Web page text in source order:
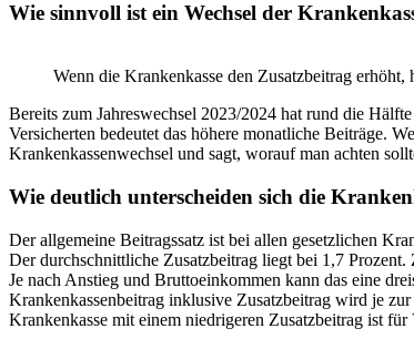
Wie sinnvoll ist ein Wechsel der
Wenn die Krankenkasse den Zusatzbeitrag
Bereits zum Jahreswechsel 2023/2024 hat rund die
Versicherten bedeutet das höhere monatliche Beiträge.
Krankenkassenwechsel und sagt, worauf man achten
Wie deutlich unterscheiden sich die
Der allgemeine Beitragssatz ist bei allen gesetzlichen
Der durchschnittliche Zusatzbeitrag liegt bei 1,7
Je nach Anstieg und Bruttoeinkommen kann das eine
Krankenkassenbeitrag inklusive Zusatzbeitrag wird je
Krankenkasse mit einem niedrigeren Zusatzbeitrag ist